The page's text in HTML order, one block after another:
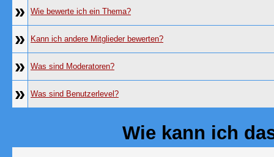
» Wie bewerte ich ein Thema?
» Kann ich andere Mitglieder bewerten?
» Was sind Moderatoren?
» Was sind Benutzerlevel?
Wie kann ich